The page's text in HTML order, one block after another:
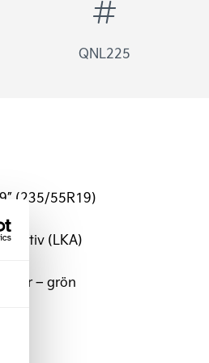
QNL225
(235/55R19)
aktiv (LKA)
– grön